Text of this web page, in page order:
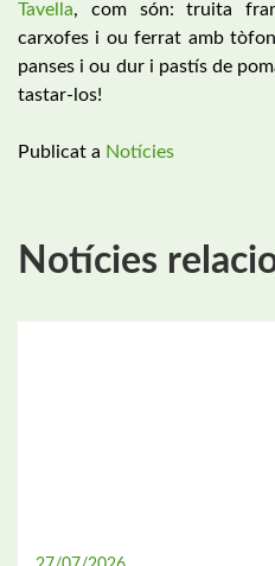
Tavella, com són: truita
carxofes i ou ferrat amb
panses i ou dur i pastís de
tastar-los!
Publicat a Notícies
Notícies